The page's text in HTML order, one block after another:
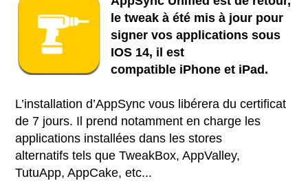
le tweak à été mis à jour pour
signer vos applications sous
IOS 14, il est
compatible iPhone et iPad.
L’installation d’AppSync vous libérera du certificat
de 7 jours. Il prend notamment en charge les
applications installées dans les stores
alternatifs tels que TweakBox, AppValley,
TutuApp, AppCake, etc...